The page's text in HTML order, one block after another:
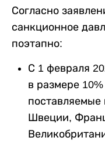
Согласно
санкционное
поэтапно:
С 1 февраля
в размере
Швеции,